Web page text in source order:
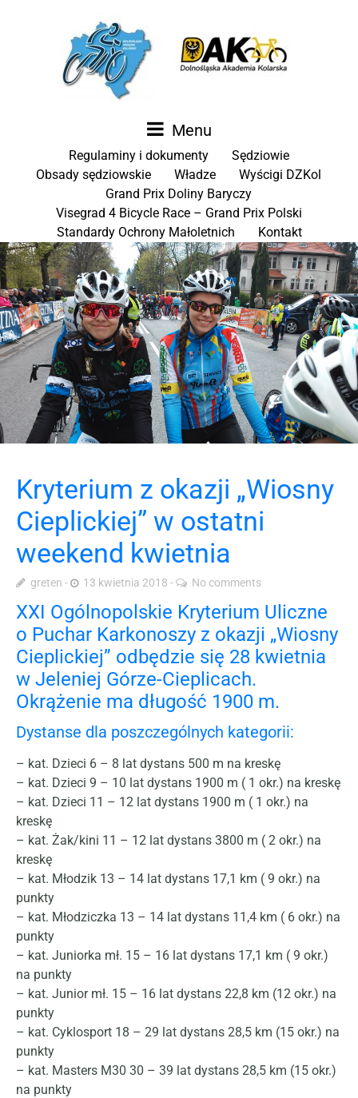
Menu
Regulaminy i dokumenty
Sędziowie
Obsady sędziowskie
Władze
Wyścigi DZKol
Grand Prix Doliny Baryczy
Visegrad 4 Bicycle Race – Grand Prix Polski
Standardy Ochrony Małoletnich
Kontakt
Kryterium z okazji „Wiosny
Cieplickiej” w ostatni
weekend kwietnia
greten 13 kwietnia 2018 No comments
XXI Ogólnopolskie Kryterium Uliczne
o Puchar Karkonoszy z okazji „Wiosny
Cieplickiej” odbędzie się 28 kwietnia
w Jeleniej Górze-Cieplicach.
Okrążenie ma długość 1900 m.
Dystanse dla poszczególnych kategorii:
– kat. Dzieci 6 – 8 lat dystans 500 m na kreskę
– kat. Dzieci 9 – 10 lat dystans 1900 m ( 1 okr.) na kreskę
– kat. Dzieci 11 – 12 lat dystans 1900 m ( 1 okr.) na
kreskę
– kat. Żak/kini 11 – 12 lat dystans 3800 m ( 2 okr.) na
kreskę
– kat. Młodzik 13 – 14 lat dystans 17,1 km ( 9 okr.) na
punkty
– kat. Młodziczka 13 – 14 lat dystans 11,4 km ( 6 okr.) na
punkty
– kat. Juniorka mł. 15 – 16 lat dystans 17,1 km ( 9 okr.)
na punkty
– kat. Junior mł. 15 – 16 lat dystans 22,8 km (12 okr.) na
punkty
– kat. Cyklosport 18 – 29 lat dystans 28,5 km (15 okr.) na
punkty
– kat. Masters M30 30 – 39 lat dystans 28,5 km (15 okr.)
na punkty